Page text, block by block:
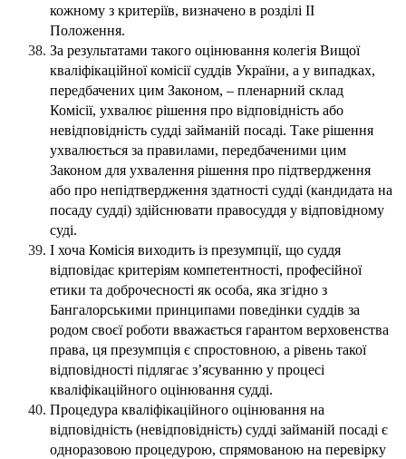
кожному з критеріїв, визначено в розділі ІІ
Положення.
За результатами такого оцінювання колегія Вищої
кваліфікаційної комісії суддів України, а у випадках,
передбачених цим Законом, – пленарний склад
Комісії, ухвалює рішення про відповідність або
невідповідність судді займаній посаді. Таке рішення
ухвалюється за правилами, передбаченими цим
Законом для ухвалення рішення про підтвердження
або про непідтвердження здатності судді (кандидата на
посаду судді) здійснювати правосуддя у відповідному
суді.
І хоча Комісія виходить із презумпції, що суддя
відповідає критеріям компетентності, професійної
етики та доброчесності як особа, яка згідно з
Бангалорськими принципами поведінки суддів за
родом своєї роботи вважається гарантом верховенства
права, ця презумпція є спростовною, а рівень такої
відповідності підлягає з’ясуванню у процесі
кваліфікаційного оцінювання судді.
Процедура кваліфікаційного оцінювання на
відповідність (невідповідність) судді займаній посаді є
одноразовою процедурою, спрямованою на перевірку